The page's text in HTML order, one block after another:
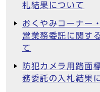
札結果について
おくやみコーナー
営業務委託に関す
て
防犯カメラ用路面
務委託の入札結果